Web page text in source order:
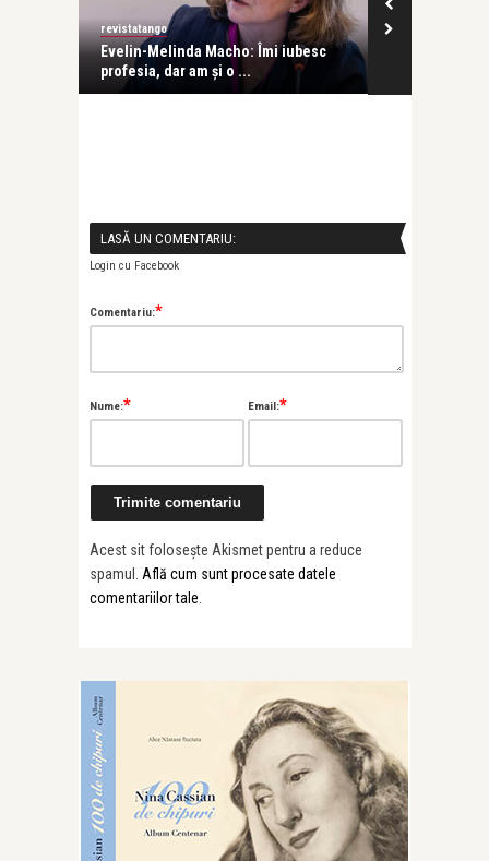
revistatango
Evelin-Melinda Macho: Îmi iubesc
profesia, dar am și o ...
LASĂ UN COMENTARIU:
Login cu Facebook
Comentariu:*
Nume:* Email:*
Acest sit folosește Akismet pentru a reduce
spamul. Află cum sunt procesate datele
comentariilor tale